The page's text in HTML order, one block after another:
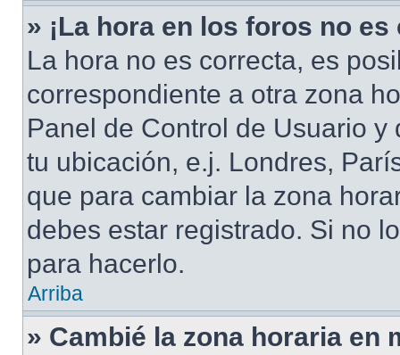
» ¡La hora en los foros no
La hora no es correcta, es
correspondiente a otra zona
Panel de Control de Usuario
tu ubicación, e.j. Londres,
que para cambiar la zona
debes estar registrado. Si no
para hacerlo.
Arriba
» Cambié la zona horaria en